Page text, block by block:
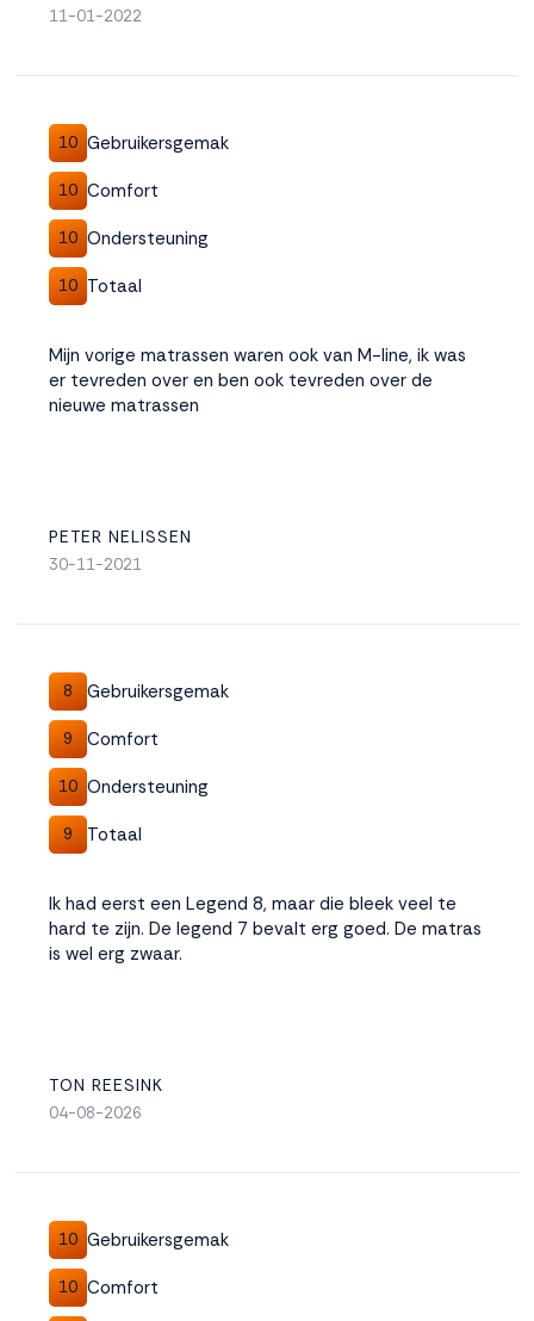
11-01-2022
10 Gebruikersgemak
10 Comfort
10 Ondersteuning
10 Totaal
Mijn vorige matrassen waren ook van M-line, ik was
er tevreden over en ben ook tevreden over de
nieuwe matrassen
PETER NELISSEN
30-11-2021
8 Gebruikersgemak
9 Comfort
10 Ondersteuning
9 Totaal
Ik had eerst een Legend 8, maar die bleek veel te
hard te zijn. De legend 7 bevalt erg goed. De matras
is wel erg zwaar.
TON REESINK
04-08-2026
10 Gebruikersgemak
10 Comfort